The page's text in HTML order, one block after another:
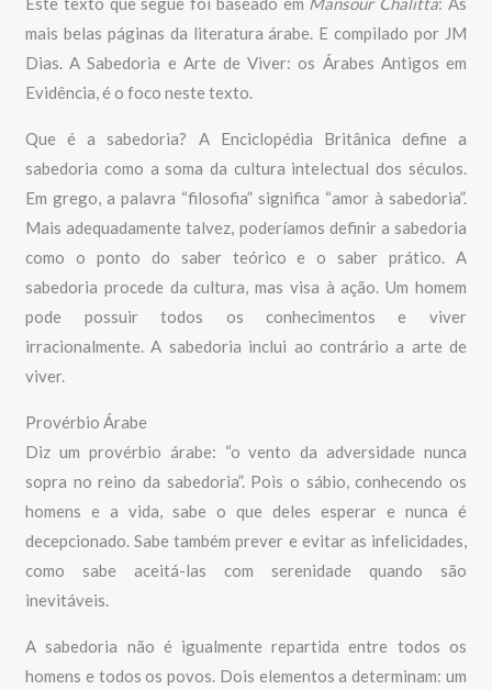
mais belas páginas da literatura árabe. E compilado por JM
Dias. A Sabedoria e Arte de Viver: os Árabes Antigos em
Evidência, é o foco neste texto.
Que é a sabedoria? A Enciclopédia Britânica define a
sabedoria como a soma da cultura intelectual dos séculos.
Em grego, a palavra “filosofia” significa “amor à sabedoria”.
Mais adequadamente talvez, poderíamos definir a sabedoria
como o ponto do saber teórico e o saber prático. A
sabedoria procede da cultura, mas visa à ação. Um homem
pode possuir todos os conhecimentos e viver
irracionalmente. A sabedoria inclui ao contrário a arte de
viver.
Provérbio Árabe
Diz um provérbio árabe: “o vento da adversidade nunca
sopra no reino da sabedoria”. Pois o sábio, conhecendo os
homens e a vida, sabe o que deles esperar e nunca é
decepcionado. Sabe também prever e evitar as infelicidades,
como sabe aceitá-las com serenidade quando são
inevitáveis.
A sabedoria não é igualmente repartida entre todos os
homens e todos os povos. Dois elementos a determinam: um